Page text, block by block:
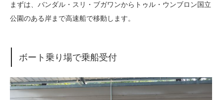
まずは、バンダル・スリ・ブガワンからトゥル・ウンブロン国立
公園のある岸まで高速船で移動します。
ボート乗り場で乗船受付